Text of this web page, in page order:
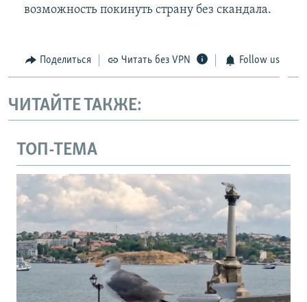
возможность покинуть страну без скандала.
Поделиться Читать без VPN Follow us
ЧИТАЙТЕ ТАКЖЕ:
ТОП-ТЕМА